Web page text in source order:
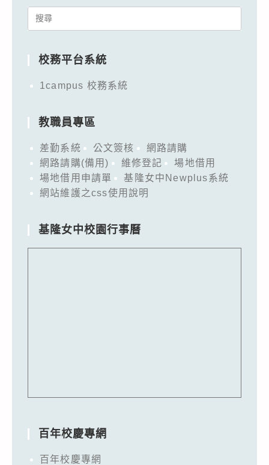
Search
校務平台系統
1campus 校務系統
教職員專區
差勤系統 公文簽核
網路請購
網路請購(備用)
維修登記
場地借用
場地借用申請單
基隆女中Newplus系統
網站維護之css使用說明
基隆女中校園行事曆
百年校慶專網
百年校慶專網